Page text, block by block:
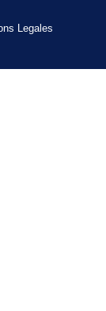
Legales